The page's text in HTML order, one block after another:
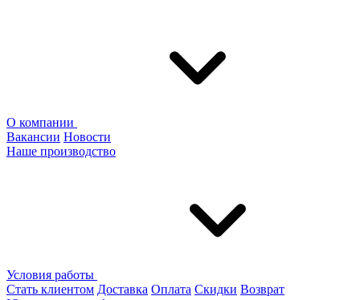
О компании
Вакансии Новости
Наше производство
Условия работы
Стать клиентом Доставка Оплата Скидки Возврат